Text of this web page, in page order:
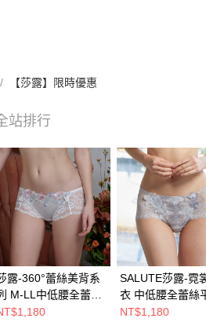
【莎露】限時優惠
站排行
露-360°蕾絲美背系
M-LL中低腰全蕾絲
口褲(幻花白)
SALUTE莎露-霓
衣 中低腰全蕾絲
褲M-LL(羽翼灰)-
NT$1,180